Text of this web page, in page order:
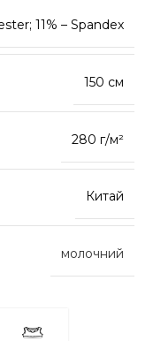
11% – Spandex
150 см
280 г/м²
Китай
молочний